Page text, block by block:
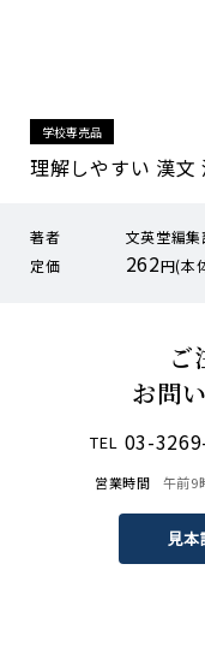
学校専売品
理解しやすい 漢文
著者
文英堂編
定価
262円(本
ご
お問
TEL 03-
営業時間 午前9
見本